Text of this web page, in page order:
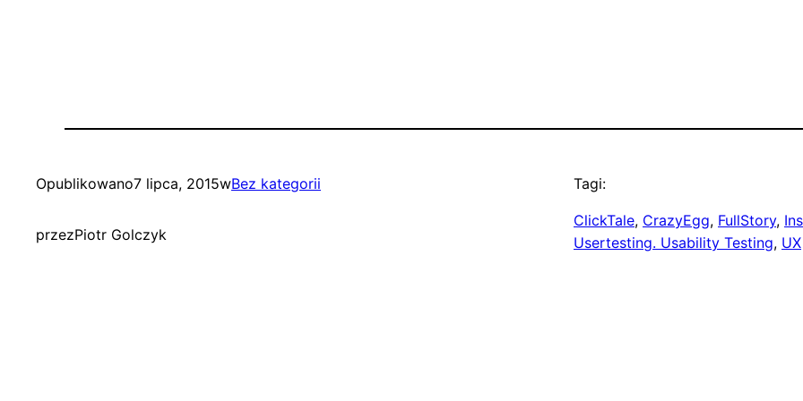
Opublikowano7 lipca, 2015wBez kategorii
przezPiotr Golczyk
Tagi:
ClickTale, CrazyEgg, FullStory,
Usertesting. Usability Testing, UX